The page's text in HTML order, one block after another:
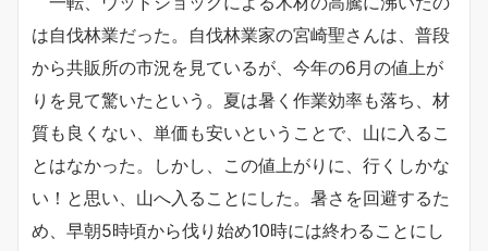
は自伐林業だった。自伐林業家の宮崎聖さんは、普段
から共販所の市況を見ているが、今年の6月の値上が
りを見て驚いたという。夏は暑く作業効率も落ち、材
質も良くない、単価も安いということで、山に入るこ
とはなかった。しかし、この値上がりに、行くしかな
い！と思い、山へ入ることにした。暑さを回避するた
め、早朝5時頃から伐り始め10時には終わることにし